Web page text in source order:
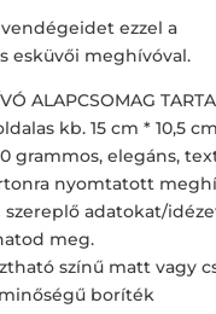
ezzel a
esküvői meghívóval.
ALAPCSOMAG
kb. 15 cm * 10,5
grammos, elegáns,
nyomtatott
adatokat/
meg.
színű matt vagy
boríték